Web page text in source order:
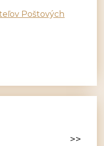
Poštových
>>